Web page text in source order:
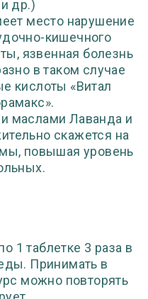
др.)
место нарушение
кишечного
язвенная болезнь
в таком случае
кислоты «Витал
маслами Лаванда и
скажется на
повышая уровень
1 таблетке 3 раза в
Принимать в
можно повторять